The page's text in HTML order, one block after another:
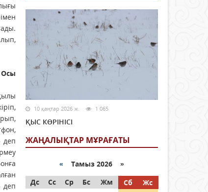
Осы
деп
деп
10 қаңтар 2026 ж. 1 065
ҚЫС КӨРІНІСІ
ЖАҢАЛЫҚТАР МҰРАҒАТЫ
« Тамыз 2026 »
Дс
Сс Ср Бс Жм Сб
Жс